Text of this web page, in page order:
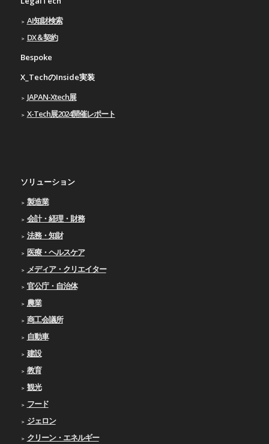
AI知財検索
DX＆契約
Bespoke
X_TechのInside実装
JAPAN-Xtech展
X-Tech展2024開催レポート
ソリューション
製造業
会計・経理・財務
法務・知財
医療・ヘルスケア
メディア・クリエイター
官公庁・自治体
農業
商工会議所
自動車
建設
教育
観光
フード
ジェロン
クリーン・エネルギー